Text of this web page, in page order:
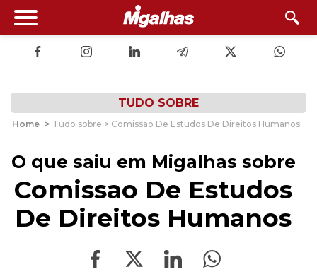
TUDO SOBRE
Home > Tudo sobre > Comissao De Estudos De Direitos Humanos
O que saiu em Migalhas sobre
Comissao De Estudos
De Direitos Humanos